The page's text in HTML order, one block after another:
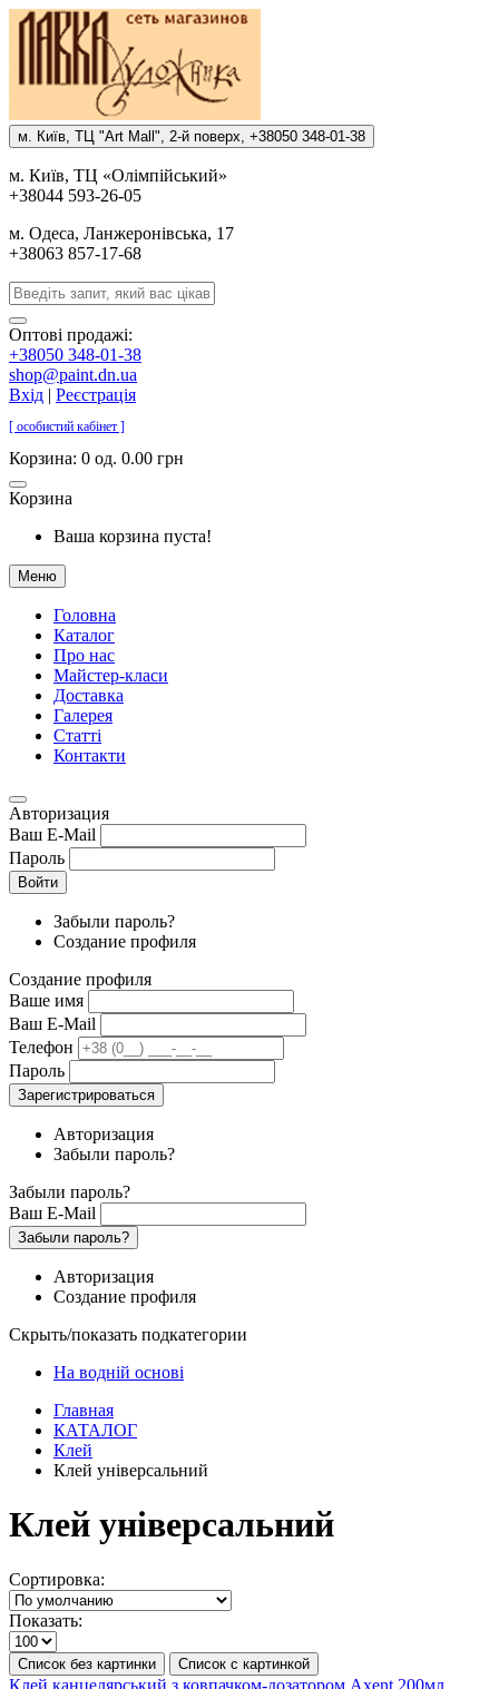
м. Киïв, ТЦ "Art Mall", 2-й поверх, +38050 348-01-38
м. Киïв, ТЦ «Олiмпiйський»
+38044 593-26-05
м. Одеса, Ланжеронiвська, 17
+38063 857-17-68
Оптові продажі:
+38050 348-01-38
shop@paint.dn.ua
Вхід | Реєстрація
[ особистий кабінет ]
Корзина: 0 од. 0.00 грн
Корзина
Ваша корзина пуста!
Меню
Головна
Каталог
Про нас
Майстер-класи
Доставка
Галерея
Статтi
Контакти
Авторизация
Ваш E-Mail
Пароль
Войти
Забыли пароль?
Создание профиля
Создание профиля
Ваше имя
Ваш E-Mail
Телефон
Пароль
Зарегистрироваться
Авторизация
Забыли пароль?
Забыли пароль?
Ваш E-Mail
Забыли пароль?
Авторизация
Создание профиля
Скрыть/показать подкатегории
На водній основі
Главная
КАТАЛОГ
Клей
Клей універсальний
Клей універсальний
Сортировка:
Показать:
Список без картинки Список с картинкой
Клей канцелярський з ковпачком-дозатором Axent 200мл